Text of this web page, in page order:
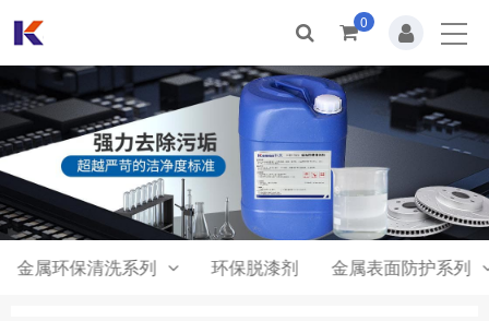
关于我们
新闻动态
产品中心
合作案例
0
金属环保清洗系列 环保脱漆剂 金属表面防护系列